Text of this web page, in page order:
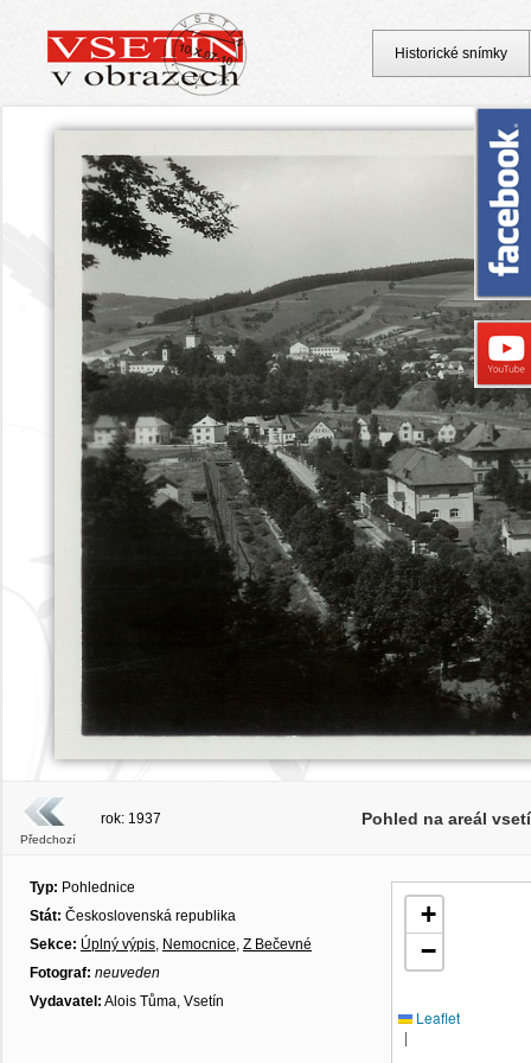
Předchozí
rok: 1937 Pohled na areál
Typ: Pohlednice
Stát: Československá republika
Sekce: Úplný výpis, Nemocnice, Z Bečevné
Fotograf: neuveden
Vydavatel: Alois Tůma, Vsetín
+
−
Leaflet
|
Historické snímky